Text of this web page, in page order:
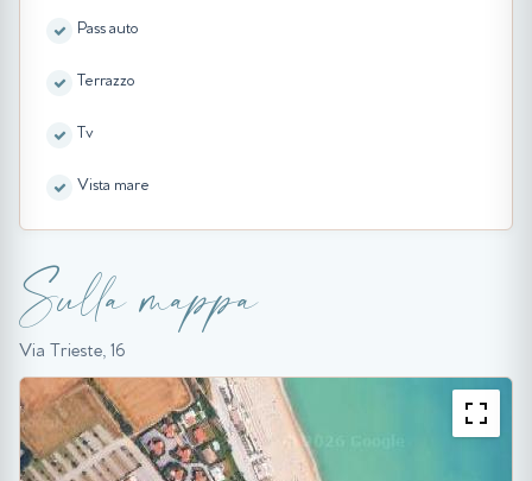
Pass auto
Terrazzo
Tv
Vista mare
Sulla mappa
Via Trieste, 16